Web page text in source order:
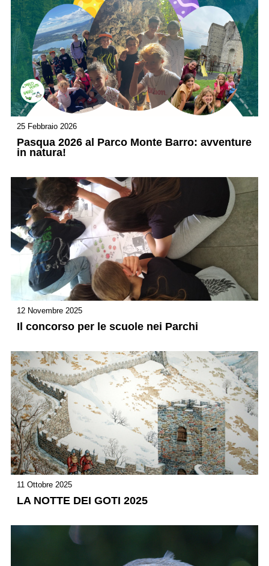
25 Febbraio 2026
Pasqua 2026 al Parco Monte Barro: avventure
in natura!
12 Novembre 2025
Il concorso per le scuole nei Parchi
11 Ottobre 2025
LA NOTTE DEI GOTI 2025